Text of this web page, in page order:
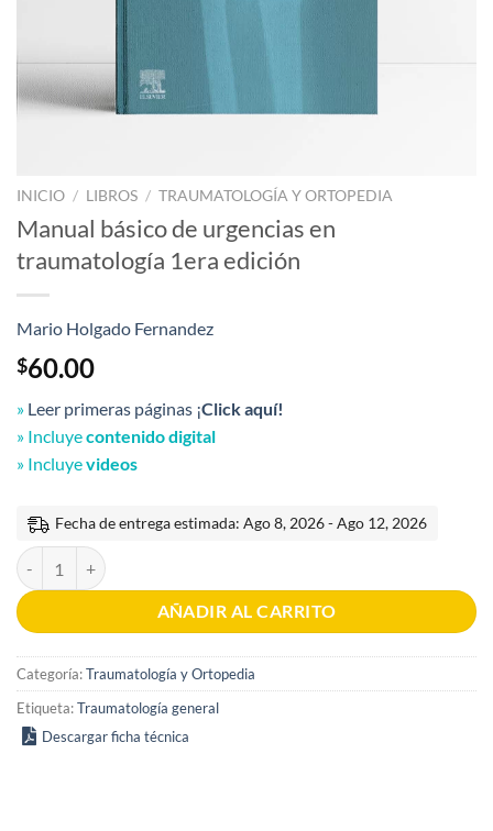
INICIO / LIBROS / TRAUMATOLOGÍA Y ORTOPEDIA
Manual básico de urgencias en
traumatología 1era edición
Mario Holgado Fernandez
$60.00
» Leer primeras páginas ¡Click aquí!
» Incluyecontenido digital
» Incluyevideos
Fecha de entrega estimada: Ago 8, 2026 - Ago 12, 2026
Manual básico de urgencias en traumatología 1era edición cantidad
AÑADIR AL CARRITO
Categoría:Traumatología y Ortopedia
Etiqueta:Traumatología general
Descargar ficha técnica